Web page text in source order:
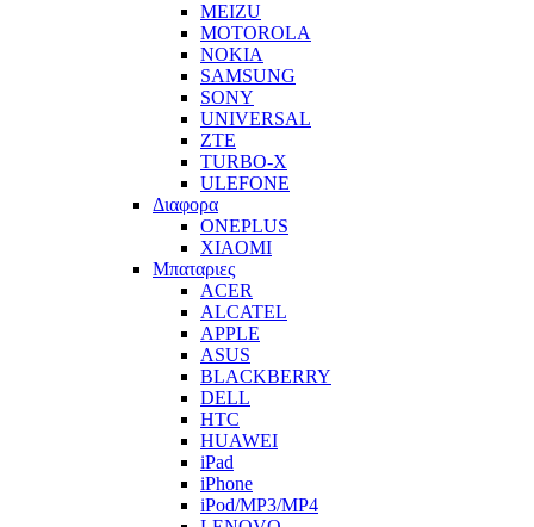
MEIZU
MOTOROLA
NOKIA
SAMSUNG
SONY
UNIVERSAL
ZTE
TURBO-X
ULEFONE
Διαφορα
ONEPLUS
XIAOMI
Μπαταριες
ACER
ALCATEL
APPLE
ASUS
BLACKBERRY
DELL
HTC
HUAWEI
iPad
iPhone
iPod/MP3/MP4